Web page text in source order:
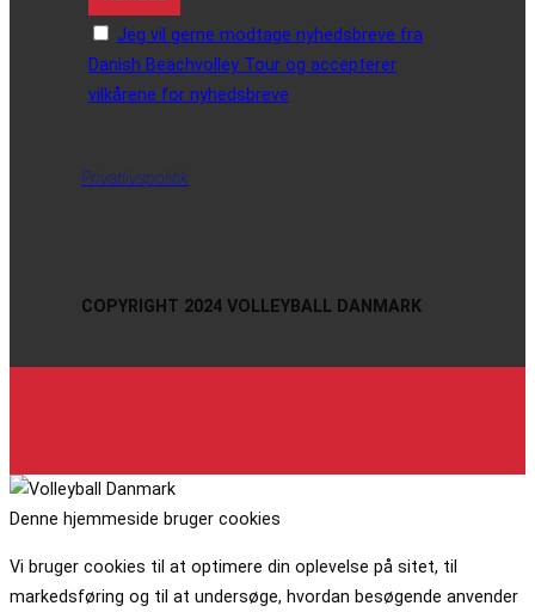
Jeg vil gerne modtage nyhedsbreve fra
Danish Beachvolley Tour og accepterer
vilkårene for nyhedsbreve
Privatlivspolitik
COPYRIGHT 2024 VOLLEYBALL DANMARK
Denne hjemmeside bruger cookies
Vi bruger cookies til at optimere din oplevelse på sitet, til
markedsføring og til at undersøge, hvordan besøgende anvender